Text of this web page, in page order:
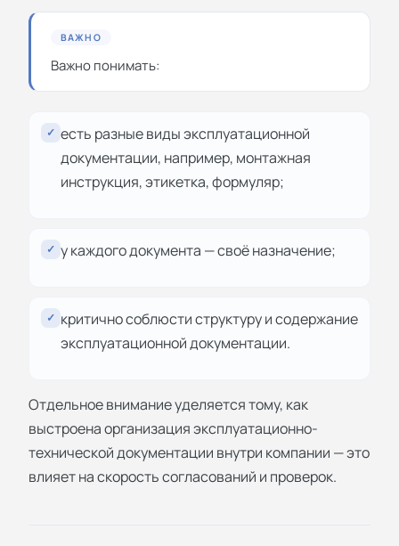
ВАЖНО
Важно понимать:
✓ есть разные виды эксплуатационной
документации, например, монтажная
инструкция, этикетка, формуляр;
✓ у каждого документа — своё назначение;
✓ критично соблюсти структуру и содержание
эксплуатационной документации.
Отдельное внимание уделяется тому, как
выстроена организация эксплуатационно-
технической документации внутри компании — это
влияет на скорость согласований и проверок.